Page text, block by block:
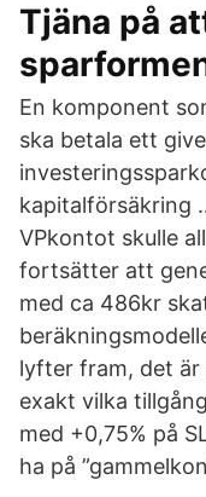
Tjäna på
En komponent
ska betala ett
kapitalförsäkring
VPkontot skulle
fortsätter att
med ca 486kr
lyfter fram, det
exakt vilka
med +0,75% på
ha på